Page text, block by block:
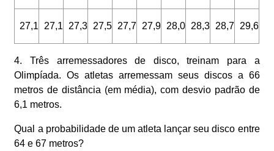
27,1 27,1 27,3 27,5 27,7 27,9 28,0 28,3 28,7 29,6
4. Três arremessadores de disco, treinam para a
Olimpíada. Os atletas arremessam seus discos a 66
metros de distância (em média), com desvio padrão de
6,1 metros.
Qual a probabilidade de um atleta lançar seu disco entre
64 e 67 metros?